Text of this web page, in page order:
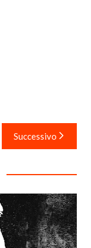
Successivo